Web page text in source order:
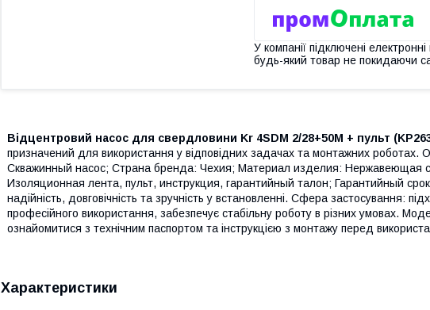
У компанії підключені
будь-який товар не покидаючи
Відцентровий насос для свердловини Kr 4SDM 2/28+50M + пульт
призначений для використання у відповідних задачах та монтажних роботах.
Скважинный насос; Страна бренда: Чехия; Материал изделия: Нержавеющая
Изоляционная лента, пульт, инструкция, гарантийный талон; Гарантийный
надійність, довговічність та зручність у встановленні. Сфера застосування:
професійного використання, забезпечує стабільну роботу в різних умовах.
ознайомитися з технічним паспортом та інструкцією з монтажу перед
Характеристики